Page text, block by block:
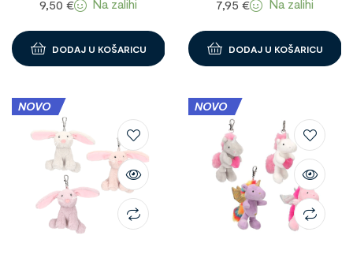
9,50 € Na zalihi
DODAJ U KOŠARICU
7,95€ Na zalihi
DODAJ U KOŠARICU
NOVO NOVO